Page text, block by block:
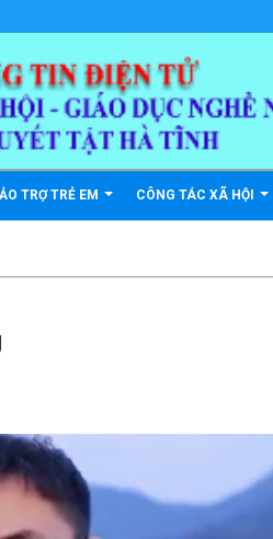
TRỢ TRẺ EM CÔNG TÁC XÃ HỘI